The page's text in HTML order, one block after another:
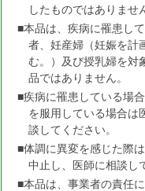
したものではありませ
■本品は、疾病に罹患し
者、妊産婦（妊娠を計
む。）及び授乳婦を対
品ではありません。
■疾病に罹患している場
を服用している場合は
談してください。
■体調に異変を感じた際
中止し、医師に相談し
■本品は、事業者の責任